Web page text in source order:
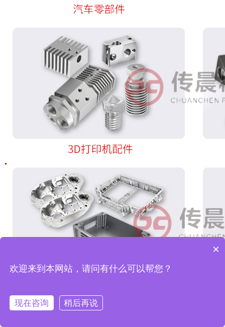
×
欢迎来到本网站，请问有什么可以帮您？
现在咨询 稍后再说